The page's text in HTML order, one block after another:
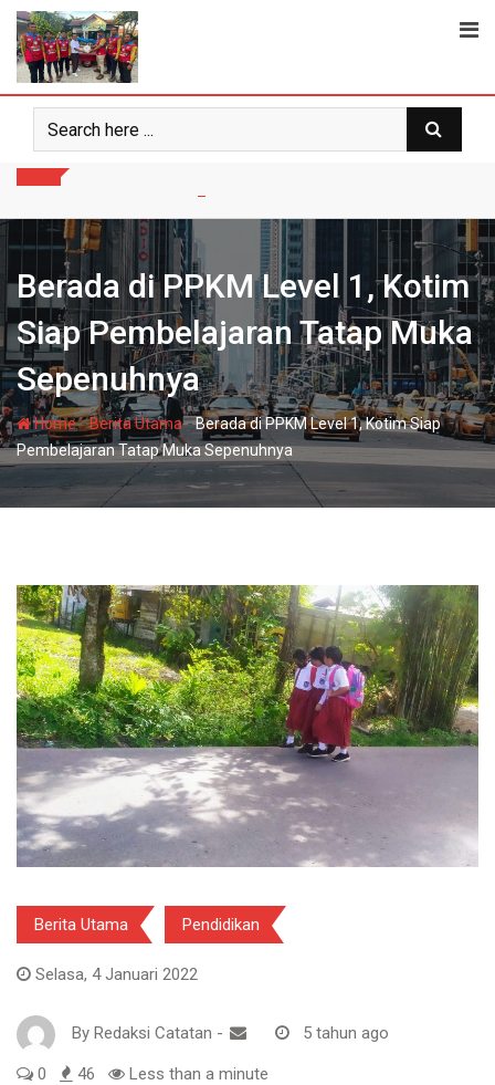
Skip
content
Berada di PPKM Level 1, Kotim
Siap Pembelajaran Tatap Muka
Sepenuhnya
Home-Berita Utama-Berada di PPKM Level 1, Kotim Siap
Pembelajaran Tatap Muka Sepenuhnya
Berita Utama Pendidikan
Selasa, 4 Januari 2022
By Redaksi Catatan - 5 tahun ago
0 46 Less than a minute